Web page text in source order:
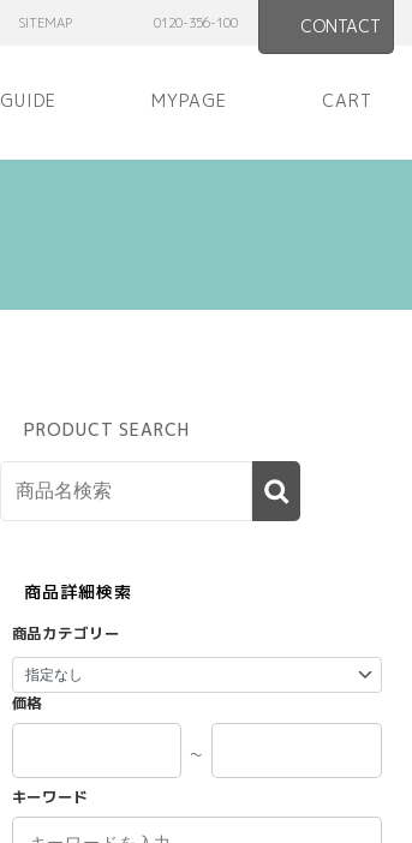
SITEMAP 0120-356-100 CONTACT
GUIDE MYPAGE CART
PRODUCT SEARCH
商品詳細検索
商品カテゴリー
価格
～
キーワード